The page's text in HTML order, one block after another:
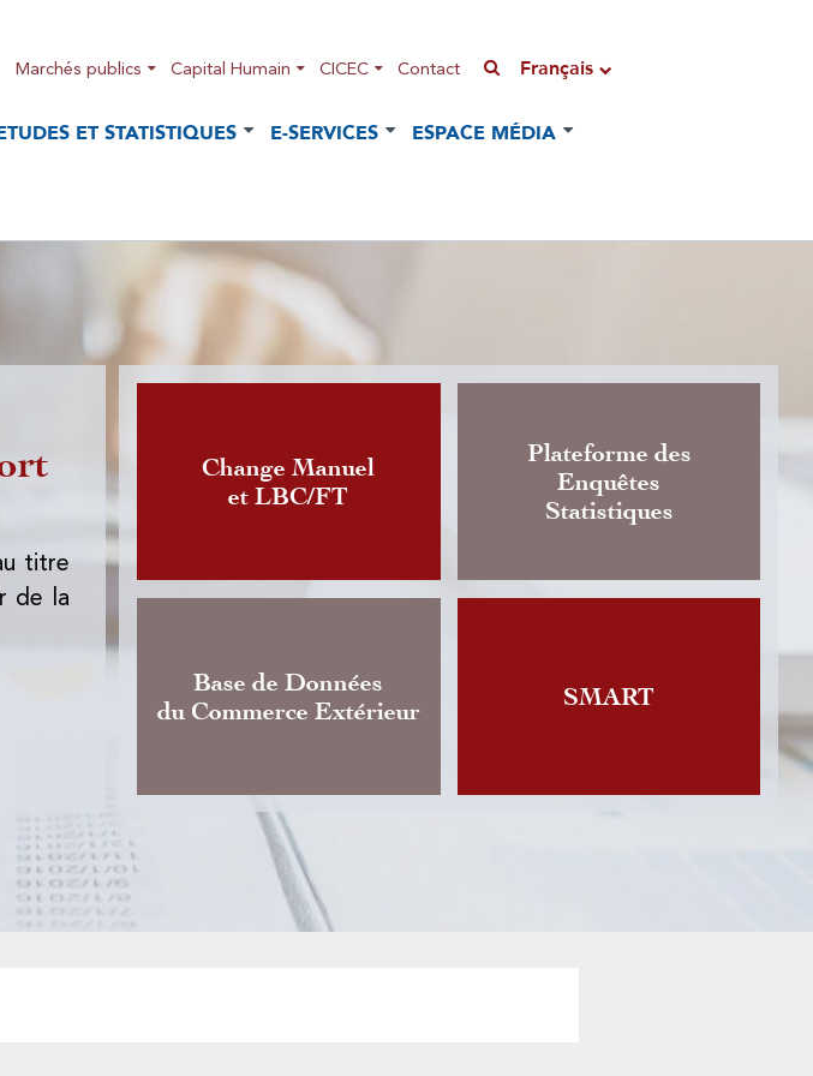
Marchés publics Capital Humain CICEC Contact Français
ET STATISTIQUES E-SERVICES ESPACE MÉDIA
titre
de la
Publication de l'Instruction régissant
l'activité de change de devises
L'Office des Changes annonce la publication d’une version
de l'Instruction régissant l'activité de change de devises, dont
Change Manuel
et LBC/FT
Plateforme des
Enquêtes
Statistiques
Base de Données
du Commerce Extérieur
SMART